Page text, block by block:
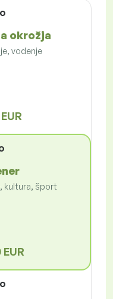
okrožja
vodenje
kultura, šport